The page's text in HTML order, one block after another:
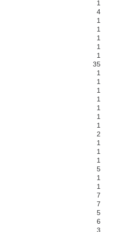
1
4
1
1
1
1
1
35
1
1
1
1
1
1
1
2
1
1
1
5
1
1
7
7
5
6
3